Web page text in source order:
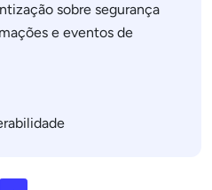
sobre segurança
e eventos de